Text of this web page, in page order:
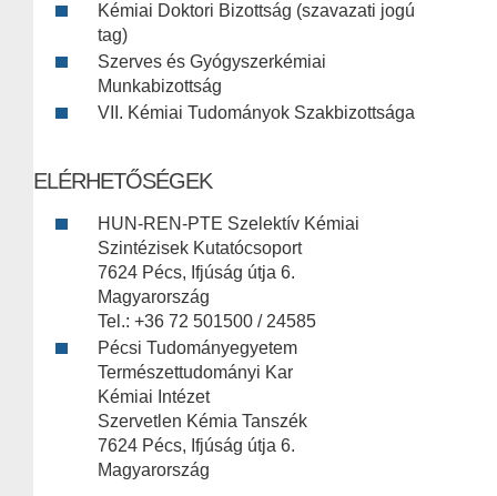
Kémiai Doktori Bizottság (szavazati jogú
tag)
Szerves és Gyógyszerkémiai
Munkabizottság
VII. Kémiai Tudományok Szakbizottsága
ELÉRHETŐSÉGEK
HUN-REN-PTE Szelektív Kémiai
Szintézisek Kutatócsoport
7624 Pécs, Ifjúság útja 6.
Magyarország
Tel.: +36 72 501500 / 24585
Pécsi Tudományegyetem
Természettudományi Kar
Kémiai Intézet
Szervetlen Kémia Tanszék
7624 Pécs, Ifjúság útja 6.
Magyarország